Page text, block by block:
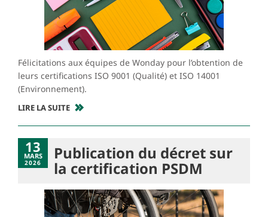
Félicitations aux équipes de Wonday pour l’obtention de
leurs certifications ISO 9001 (Qualité) et ISO 14001
(Environnement).
LIRE LA SUITE
13
MARS
2026 Publication du décret sur
la certification PSDM